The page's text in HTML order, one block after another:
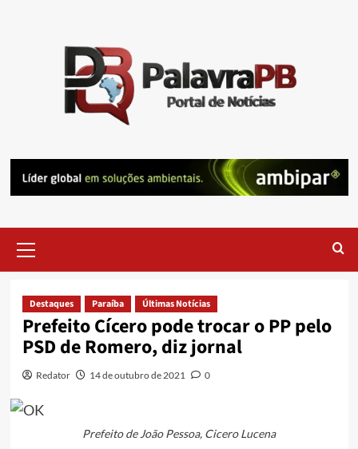
Menu
Destaques Paraíba Últimas Notícias
Prefeito Cícero pode trocar o PP pelo
PSD de Romero, diz jornal
Redator 14 de outubro de 2021 0
Prefeito de João Pessoa, Cicero Lucena